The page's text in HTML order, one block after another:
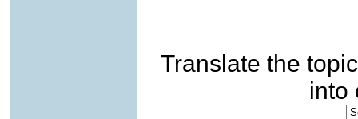
Translate the topic
into